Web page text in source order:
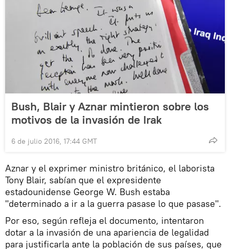
Bush, Blair y Aznar mintieron sobre los
motivos de la invasión de Irak
6 de julio 2016, 17:44 GMT
Aznar y el exprimer ministro británico, el laborista
Tony Blair, sabían que el expresidente
estadounidense George W. Bush estaba
"determinado a ir a la guerra pasase lo que pasase".
Por eso, según refleja el documento, intentaron
dotar a la invasión de una apariencia de legalidad
para justificarla ante la población de sus países, que